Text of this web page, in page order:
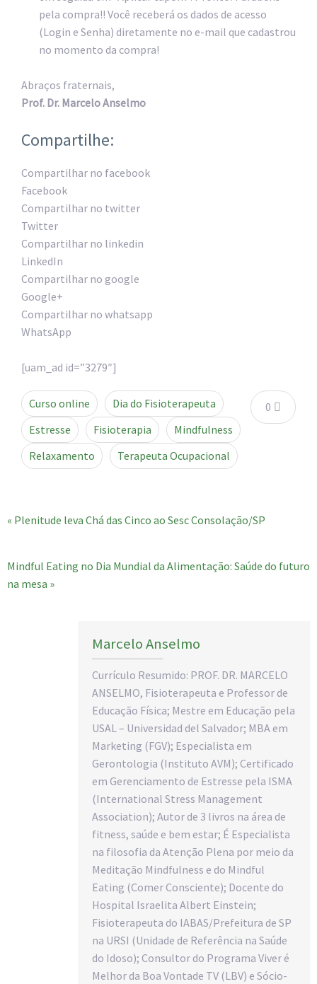
pela compra!! Você receberá os dados de acesso
(Login e Senha) diretamente no e-mail que cadastrou
no momento da compra!
Abraços fraternais,
Prof. Dr. Marcelo Anselmo
Compartilhe:
Compartilhar no facebook
Facebook
Compartilhar no twitter
Twitter
Compartilhar no linkedin
LinkedIn
Compartilhar no google
Google+
Compartilhar no whatsapp
WhatsApp
[uam_ad id=”3279″]
0
Curso online
Dia do Fisioterapeuta
Estresse
Fisioterapia
Mindfulness
Relaxamento
Terapeuta Ocupacional
« Plenitude leva Chá das Cinco ao Sesc Consolação/SP
Mindful Eating no Dia Mundial da Alimentação: Saúde do futuro
na mesa »
Marcelo Anselmo
Currículo Resumido: PROF. DR. MARCELO
ANSELMO, Fisioterapeuta e Professor de
Educação Física; Mestre em Educação pela
USAL – Universidad del Salvador; MBA em
Marketing (FGV); Especialista em
Gerontologia (Instituto AVM); Certificado
em Gerenciamento de Estresse pela ISMA
(International Stress Management
Association); Autor de 3 livros na área de
fitness, saúde e bem estar; É Especialista
na filosofia da Atenção Plena por meio da
Meditação Mindfulness e do Mindful
Eating (Comer Consciente); Docente do
Hospital Israelita Albert Einstein;
Fisioterapeuta do IABAS/Prefeitura de SP
na URSI (Unidade de Referência na Saúde
do Idoso); Consultor do Programa Viver é
Melhor da Boa Vontade TV (LBV) e Sócio-